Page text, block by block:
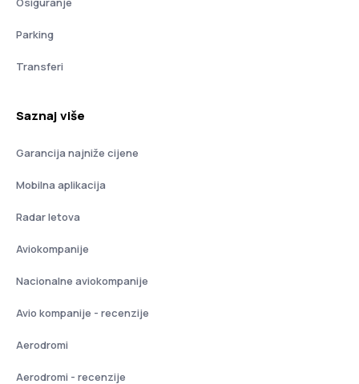
Parking
Transferi
Saznaj više
Garancija najniže cijene
Mobilna aplikacija
Radar letova
Aviokompanije
Nacionalne aviokompanije
Avio kompanije - recenzije
Aerodromi
Aerodromi - recenzije